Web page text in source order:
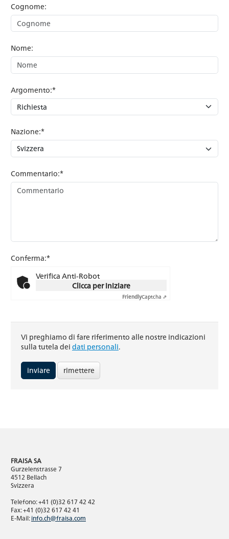
Cognome:
Nome:
Argomento:*
Nazione:*
Commentario:*
Conferma:*
Verifica Anti-Robot
Clicca per iniziare
FriendlyCaptcha ⇗
Vi preghiamo di fare riferimento alle nostre indicazioni
sulla tutela dei dati personali.
rimettere
FRAISA SA
Gurzelenstrasse 7
4512 Bellach
Svizzera
Telefono: +41 (0)32 617 42 42
Fax: +41 (0)32 617 42 41
E-Mail:info.ch@fraisa.com